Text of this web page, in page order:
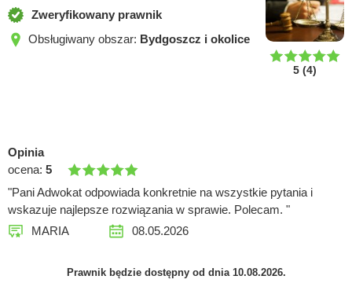
5 (4)
Zweryfikowany prawnik
Obsługiwany obszar: Bydgoszcz i okolice
Opinia
ocena: 5
"Pani Adwokat odpowiada konkretnie na wszystkie pytania i
wskazuje najlepsze rozwiązania w sprawie. Polecam. "
MARIA
08.05.2026
Prawnik będzie dostępny od dnia 10.08.2026.